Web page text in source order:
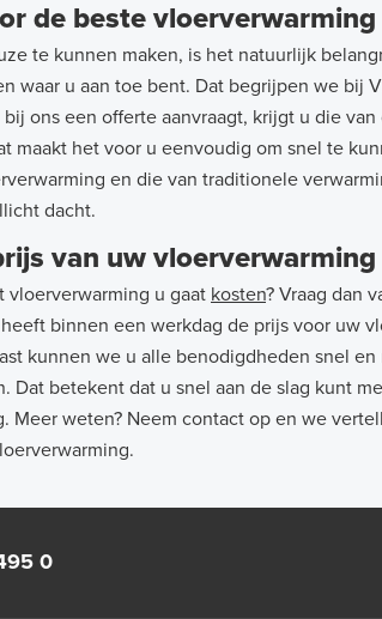
de beste
te kunnen maken, is het natuurlijk
waar u aan toe bent. Dat begrijpen we bij
bij ons een offerte aanvraagt, krijgt u die
maakt het voor u eenvoudig om snel te
en die van traditionele
dacht.
van uw vloerverwarming
vloerverwarming u gaat kosten? Vraag dan
binnen een werkdag de prijs voor uw
kunnen we u alle benodigdheden snel
Dat betekent dat u snel aan de slag kunt
Meer weten? Neem contact op en we
0